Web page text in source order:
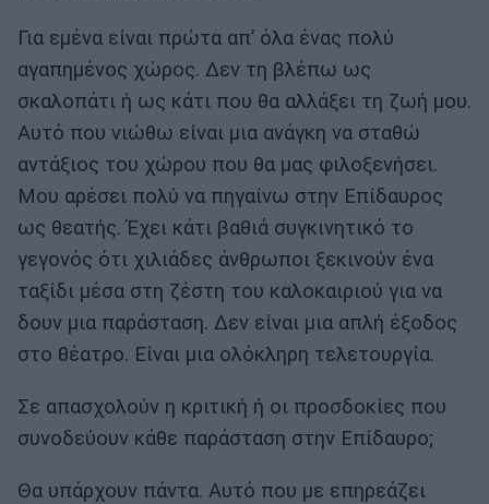
Για εμένα είναι πρώτα απ’ όλα ένας πολύ
αγαπημένος χώρος. Δεν τη βλέπω ως
σκαλοπάτι ή ως κάτι που θα αλλάξει τη ζωή μου.
Αυτό που νιώθω είναι μια ανάγκη να σταθώ
αντάξιος του χώρου που θα μας φιλοξενήσει.
Μου αρέσει πολύ να πηγαίνω στην Επίδαυρος
ως θεατής. Έχει κάτι βαθιά συγκινητικό το
γεγονός ότι χιλιάδες άνθρωποι ξεκινούν ένα
ταξίδι μέσα στη ζέστη του καλοκαιριού για να
δουν μια παράσταση. Δεν είναι μια απλή έξοδος
στο θέατρο. Είναι μια ολόκληρη τελετουργία.
Σε απασχολούν η κριτική ή οι προσδοκίες που
συνοδεύουν κάθε παράσταση στην Επίδαυρο;
Θα υπάρχουν πάντα. Αυτό που με επηρεάζει